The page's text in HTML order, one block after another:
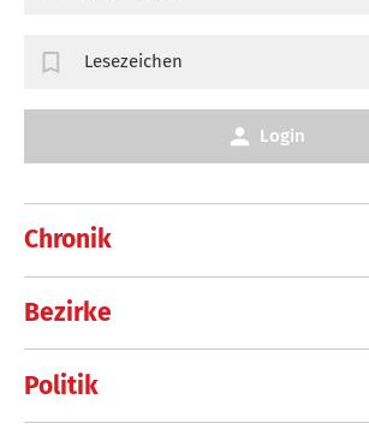
Chronik
Bezirke
Politik
Lesezeichen
Login